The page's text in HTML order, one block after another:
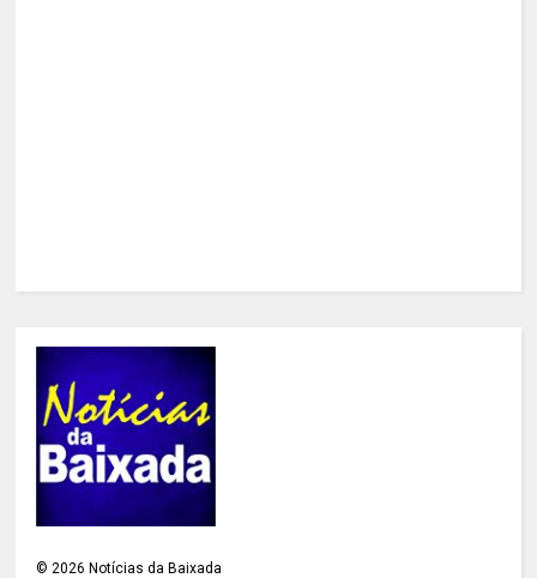
©2026 Notícias da Baixada